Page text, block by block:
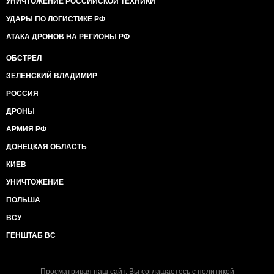
отказывается помочь нашим украинским партнерам
с военными возможностями», - подчеркнул Маккейн.
Отдел мониторинга
Кавказ-Центр
УДАРЫ ПО ЛОГИСТИКЕ РФ
АТАКА ДРОНОВ НА РЕГИОНЫ РФ
ОБСТРЕЛ
ЗЕЛЕНСКИЙ ВЛАДИМИР
РОССИЯ
ДРОНЫ
АРМИЯ РФ
ДОНЕЦКАЯ ОБЛАСТЬ
КИЕВ
УНИЧТОЖЕНИЕ
ПОЛЬША
ВСУ
ГЕНШТАБ ВС
Просматривая наш сайт, Вы соглашаетесь с политикой